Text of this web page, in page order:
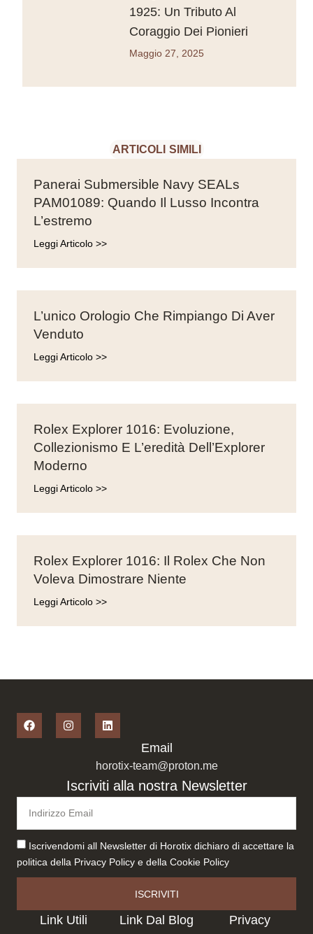
1925: Un Tributo Al
Coraggio Dei Pionieri
Maggio 27, 2025
ARTICOLI SIMILI
Panerai Submersible Navy SEALs
PAM01089: Quando Il Lusso Incontra
L’estremo
Leggi Articolo >>
L’unico Orologio Che Rimpiango Di Aver
Venduto
Leggi Articolo >>
Rolex Explorer 1016: Evoluzione,
Collezionismo E L’eredità Dell’Explorer
Moderno
Leggi Articolo >>
Rolex Explorer 1016: Il Rolex Che Non
Voleva Dimostrare Niente
Leggi Articolo >>
Link Utili Link Dal Blog Privacy
Iscriviti alla nostra Newsletter
Iscrivendomi all Newsletter di Horotix dichiaro di accettare la
politica della Privacy Policy e della Cookie Policy
ISCRIVITI
Email
horotix-team@proton.me